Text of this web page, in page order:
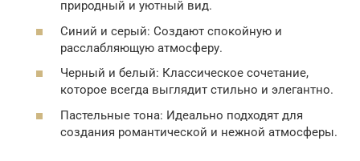
природный и уютный вид.
Синий и серый: Создают спокойную и
расслабляющую атмосферу.
Черный и белый: Классическое сочетание,
которое всегда выглядит стильно и элегантно.
Пастельные тона: Идеально подходят для
создания романтической и нежной атмосферы.